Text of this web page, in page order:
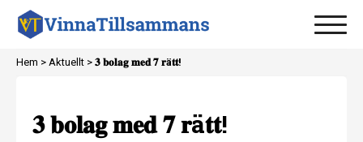
Hem > Aktuellt > 𝟑 𝐛𝐨𝐥𝐚𝐠 𝐦𝐞𝐝 𝟕 𝐫ä𝐭𝐭!
𝟑 𝐛𝐨𝐥𝐚𝐠 𝐦𝐞𝐝 𝟕 𝐫ä𝐭𝐭!